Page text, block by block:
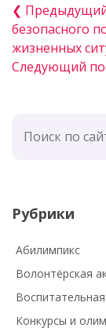
❮
безопасного
жизненных
Следующий
Рубрики
Абилимпикс
Волонтёрская
Конкурсы и